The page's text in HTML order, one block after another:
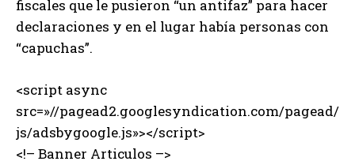
fiscales que le pusieron “un antifaz” para hacer
declaraciones y en el lugar había personas con
“capuchas”.
<script async
src=»//pagead2.googlesyndication.com/pagead/
js/adsbygoogle.js»></script>
<!– Banner Articulos –>